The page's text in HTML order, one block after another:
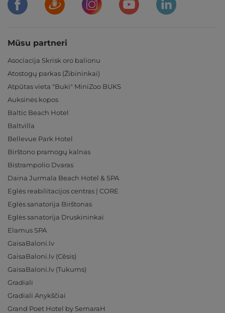
Mūsu partneri
Asociacija Skrisk oro balionu
Atostogų parkas (Žibininkai)
Atpūtas vieta "Buki" MiniZoo BUKS
Auksinės kopos
Baltic Beach Hotel
Baltvilla
Bellevue Park Hotel
Birštono pramogų kalnas
Bistrampolio Dvaras
Daina Jurmala Beach Hotel & SPA
Eglės reabilitacijos centras | CORE
Eglės sanatorija Birštonas
Eglės sanatorija Druskininkai
Elamus SPA
GaisaBaloni.lv
GaisaBaloni.lv (Cēsis)
GaisaBaloni.lv (Tukums)
Gradiali
Gradiali Anykščiai
Grand Poet Hotel by SemaraH